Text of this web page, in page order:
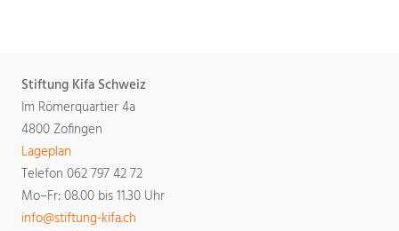
Stiftung Kifa Schweiz
Im Römerquartier 4a
4800 Zofingen
Lageplan
Telefon 062 797 42 72
Mo–Fr: 08.00 bis 11.30 Uhr
​​​​​​​info
stiftung-kifa.ch​​​​​​​